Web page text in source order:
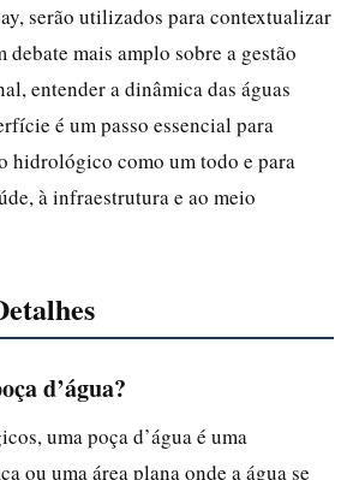
serão utilizados para contextualizar
debate mais amplo sobre a gestão
entender a dinâmica das águas
é um passo essencial para
hidrológico como um todo e para
à infraestrutura e ao meio
d’água?
uma poça d’água é uma
ou uma área plana onde a água se